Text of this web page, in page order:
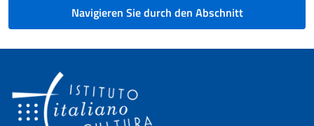
Navigieren Sie durch den Abschnitt